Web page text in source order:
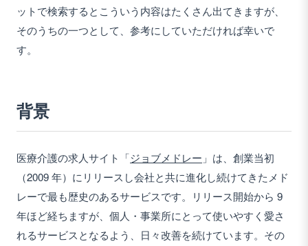
ットで検索するとこういう内容はたくさん出てきますが、
そのうちの一つとして、参考にしていただければ幸いで
す。
背景
医療介護の求人サイト「ジョブメドレー 」は、創業当初
（2009 年）にリリースし会社と共に進化し続けてきたメド
レーで最も歴史のあるサービスです。リリース開始から 9
年ほど経ちますが、個人・事業所にとって使いやすく愛さ
れるサービスとなるよう、日々改善を続けています。その